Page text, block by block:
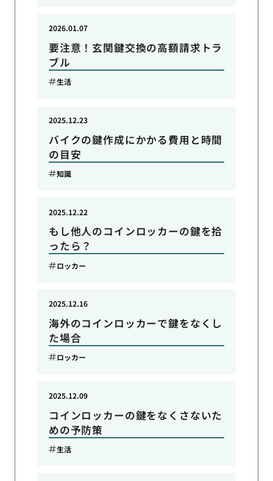
要注意！玄関鍵交換の高額請求トラ
ブル
2026.01.07
生活
バイクの鍵作成にかかる費用と時間
の目安
2025.12.23
知識
もし他人のコインロッカーの鍵を拾
ったら？
2025.12.22
ロッカー
海外のコインロッカーで鍵をなくし
た場合
2025.12.16
ロッカー
コインロッカーの鍵をなくさないた
めの予防策
2025.12.09
生活